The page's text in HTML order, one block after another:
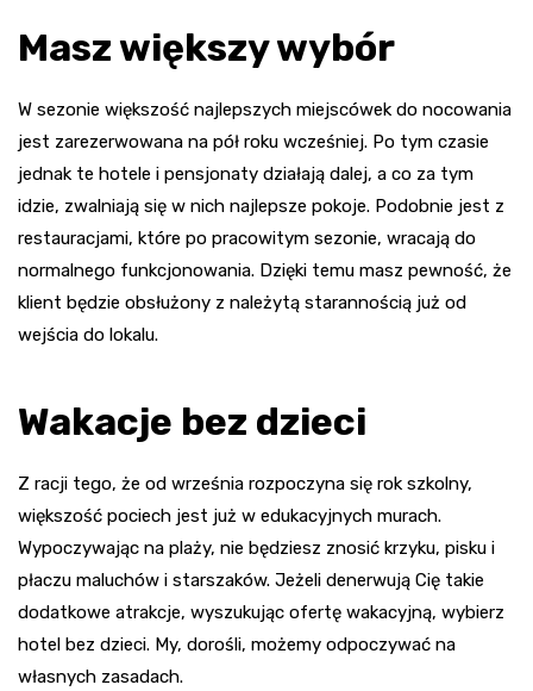
Masz większy wybór
W sezonie większość najlepszych miejscówek do nocowania
jest zarezerwowana na pół roku wcześniej. Po tym czasie
jednak te hotele i pensjonaty działają dalej, a co za tym
idzie, zwalniają się w nich najlepsze pokoje. Podobnie jest z
restauracjami, które po pracowitym sezonie, wracają do
normalnego funkcjonowania. Dzięki temu masz pewność, że
klient będzie obsłużony z należytą starannością już od
wejścia do lokalu.
Wakacje bez dzieci
Z racji tego, że od września rozpoczyna się rok szkolny,
większość pociech jest już w edukacyjnych murach.
Wypoczywając na plaży, nie będziesz znosić krzyku, pisku i
płaczu maluchów i starszaków. Jeżeli denerwują Cię takie
dodatkowe atrakcje, wyszukując ofertę wakacyjną, wybierz
hotel bez dzieci. My, dorośli, możemy odpoczywać na
własnych zasadach.